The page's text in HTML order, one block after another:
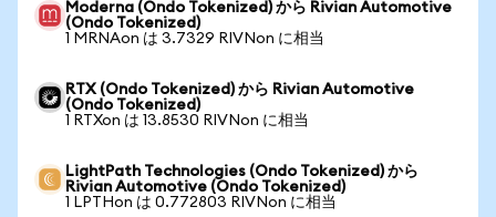
Moderna (Ondo Tokenized) から Rivian Automotive
(Ondo Tokenized)
1 MRNAon は 3.7329 RIVNon に相当
RTX (Ondo Tokenized) から Rivian Automotive
(Ondo Tokenized)
1 RTXon は 13.8530 RIVNon に相当
LightPath Technologies (Ondo Tokenized) から
Rivian Automotive (Ondo Tokenized)
1 LPTHon は 0.772803 RIVNon に相当